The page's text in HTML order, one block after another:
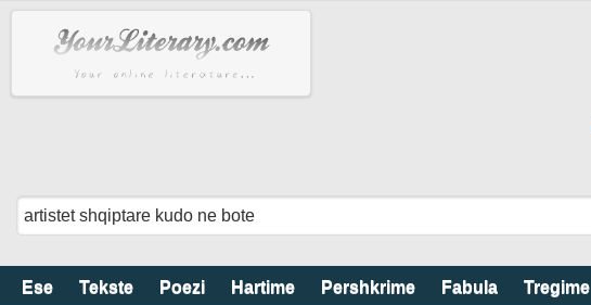
Ese Tekste Poezi Hartime Pershkrime Fabula Tregime